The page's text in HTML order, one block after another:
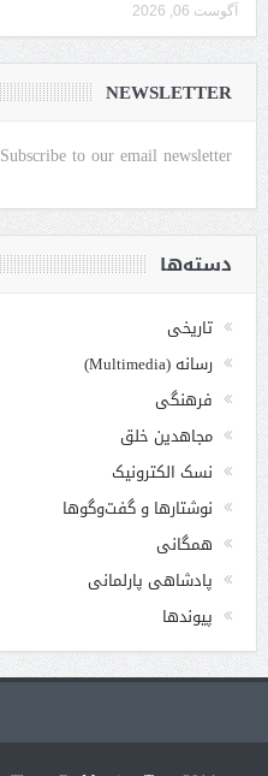
آگوست 06, 2026
NEWSLETTER
Subscribe to our email newsletter.
دسته‌ها
تاریخی
رسانه (Multimedia)
فرهنگی
مجاهدین خلق
نسک الکترونیک
نوشتارها و گفت‌وگوها
همگانی
پادشاهی پارلمانی
پیوندها